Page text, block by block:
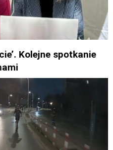
Kolejne spotkanie